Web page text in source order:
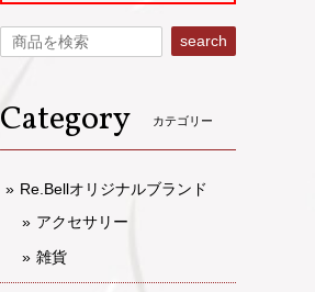
search
Category カテゴリー
Re.Bellオリジナルブランド
アクセサリー
雑貨